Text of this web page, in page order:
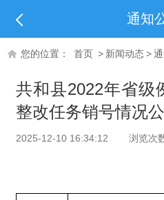
通知
您的位置： 首页 > 新闻动态>
共和县2022年省级
整改任务销号情况
2025-12-10 16:34:12 浏览次